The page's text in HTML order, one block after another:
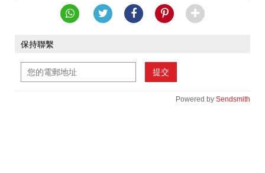
保持聯繫
提交
Powered by Sendsmith